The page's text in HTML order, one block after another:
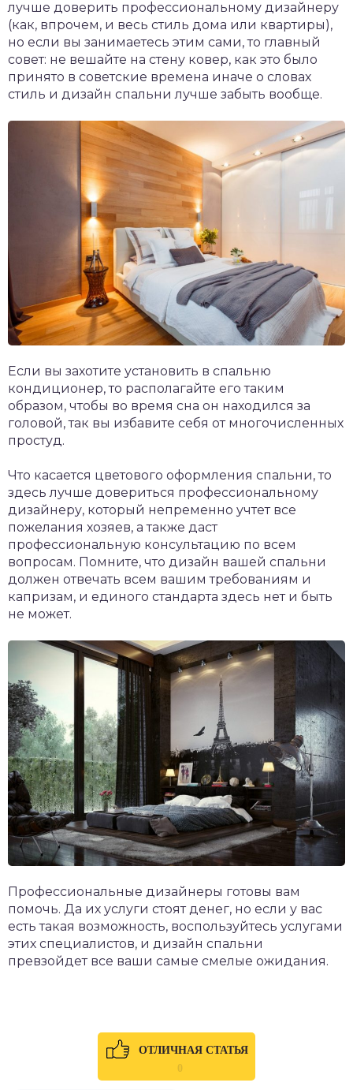
лучше доверить профессиональному дизайнеру
(как, впрочем, и весь стиль дома или квартиры),
но если вы занимаетесь этим сами, то главный
совет: не вешайте на стену ковер, как это было
принято в советские времена иначе о словах
стиль и дизайн спальни лучше забыть вообще.
Если вы захотите установить в спальню
кондиционер, то располагайте его таким
образом, чтобы во время сна он находился за
головой, так вы избавите себя от многочисленных
простуд.
Что касается цветового оформления спальни, то
здесь лучше довериться профессиональному
дизайнеру, который непременно учтет все
пожелания хозяев, а также даст
профессиональную консультацию по всем
вопросам. Помните, что дизайн вашей спальни
должен отвечать всем вашим требованиям и
капризам, и единого стандарта здесь нет и быть
не может.
Профессиональные дизайнеры готовы вам
помочь. Да их услуги стоят денег, но если у вас
есть такая возможность, воспользуйтесь услугами
этих специалистов, и дизайн спальни
превзойдет все ваши самые смелые ожидания.
ОТЛИЧНАЯ СТАТЬЯ
0